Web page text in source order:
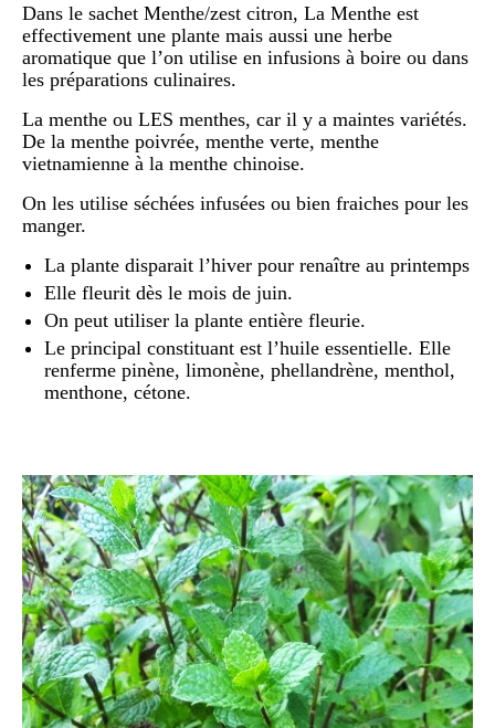
Dans le sachet Menthe/zest citron, La Menthe est
effectivement une plante mais aussi une herbe
aromatique que l’on utilise en infusions à boire ou dans
les préparations culinaires.
La menthe ou LES menthes, car il y a maintes variétés.
De la menthe poivrée, menthe verte, menthe
vietnamienne à la menthe chinoise.
On les utilise séchées infusées ou bien fraiches pour les
manger.
La plante disparait l’hiver pour renaître au printemps
Elle fleurit dès le mois de juin.
On peut utiliser la plante entière fleurie.
Le principal constituant est l’huile essentielle. Elle
renferme pinène, limonène, phellandrène, menthol,
menthone, cétone.